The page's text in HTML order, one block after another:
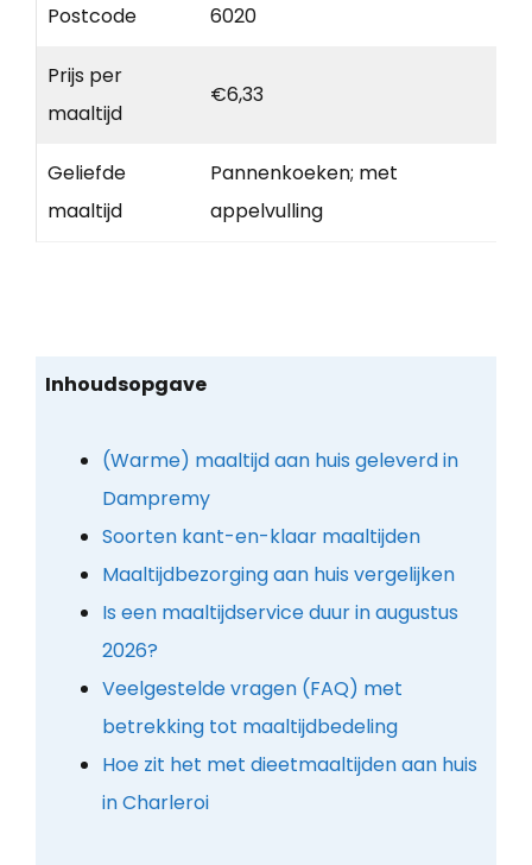
Postcode 6020
Prijs per
maaltijd
€6,33
Geliefde
maaltijd
Pannenkoeken; met
appelvulling
Inhoudsopgave
(Warme) maaltijd aan huis geleverd in
Dampremy
Soorten kant-en-klaar maaltijden
Maaltijdbezorging aan huis vergelijken
Is een maaltijdservice duur in augustus
2026?
Veelgestelde vragen (FAQ) met
betrekking tot maaltijdbedeling
Hoe zit het met dieetmaaltijden aan huis
in Charleroi